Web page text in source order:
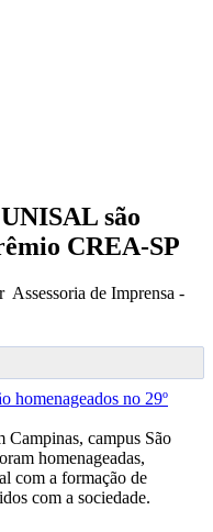
são
CREA-SP
Assessoria de Imprensa -
campus São
homenageadas,
com a formação de
com a sociedade.